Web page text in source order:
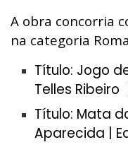
A obra concorria
na categoria
Título: Jogo
Telles
Título: Mata
Aparecida |